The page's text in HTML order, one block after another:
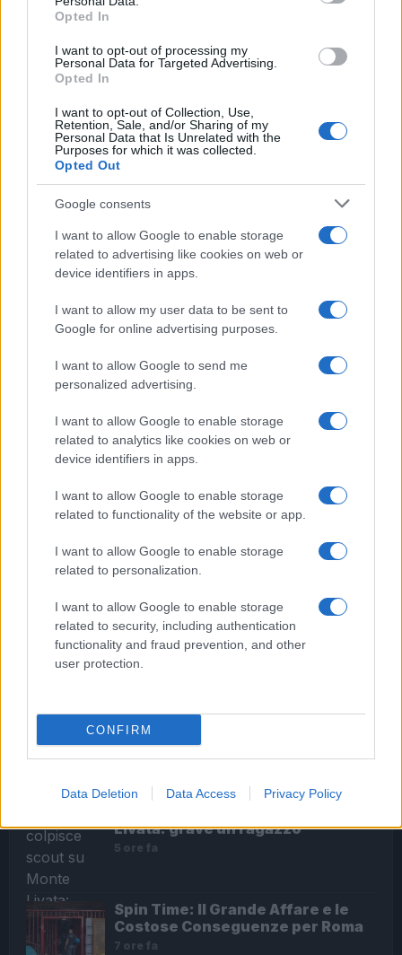
Opted In
I want to opt-out of processing my
Personal Data for Targeted Advertising.
Opted In
I want to opt-out of Collection, Use,
Retention, Sale, and/or Sharing of my
Personal Data that Is Unrelated with the
Purposes for which it was collected.
Opted Out
Google consents
I want to allow Google to enable storage
related to advertising like cookies on web or
device identifiers in apps.
I want to allow my user data to be sent to
Google for online advertising purposes.
I want to allow Google to send me
personalized advertising.
I want to allow Google to enable storage
related to analytics like cookies on web or
device identifiers in apps.
I want to allow Google to enable storage
related to functionality of the website or app.
I want to allow Google to enable storage
related to personalization.
I want to allow Google to enable storage
related to security, including authentication
functionality and fraud prevention, and other
user protection.
CONFIRM
Data Deletion Data Access Privacy Policy
ROMA Gra —
auto. Traffico in
tilt
Arrestato bullo di
quindici anni
carabinieri
ARTICOLI CORRELATI
per droga “volante”
TOR BELLA MONACA – Lo spaccio continua anche col
Tor Bella Monaca e Tor Vergata: blitz di arresti e
Livata: grave un ragazzo
5 ore fa
Spin Time: Il Grande Affare e le
Costose Conseguenze per Roma
7 ore fa